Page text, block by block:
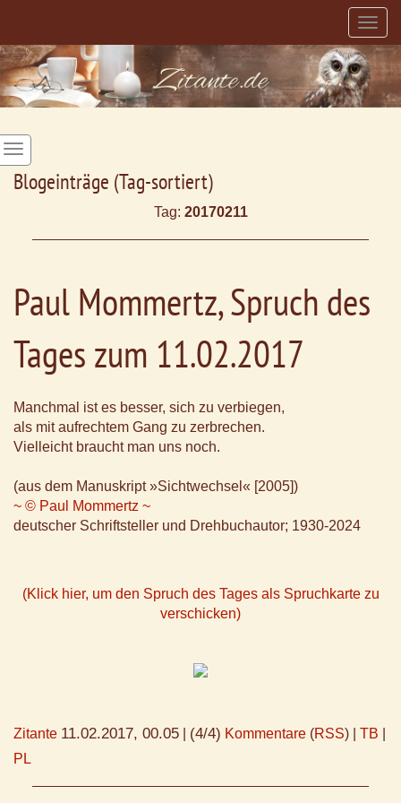
Blogeinträge (Tag-sortiert)
Tag: 20170211
Paul Mommertz, Spruch des
Tages zum 11.02.2017
Manchmal ist es besser, sich zu verbiegen,
als mit aufrechtem Gang zu zerbrechen.
Vielleicht braucht man uns noch.
(aus dem Manuskript »Sichtwechsel« [2005])
~ © Paul Mommertz ~
deutscher Schriftsteller und Drehbuchautor; 1930-2024
(Klick hier, um den Spruch des Tages als Spruchkarte zu
verschicken)
Zitante 11.02.2017, 00.05 (4/4) Kommentare (RSS) | TB
PL